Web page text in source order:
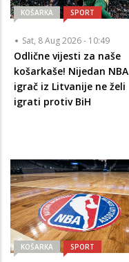
KOŠARKA SPORT
Sat, 8 Aug 2026 - 10:49
Odlične vijesti za naše
košarkaše! Nijedan NBA
igrač iz Litvanije ne želi
igrati protiv BiH
KOŠARKA SPORT